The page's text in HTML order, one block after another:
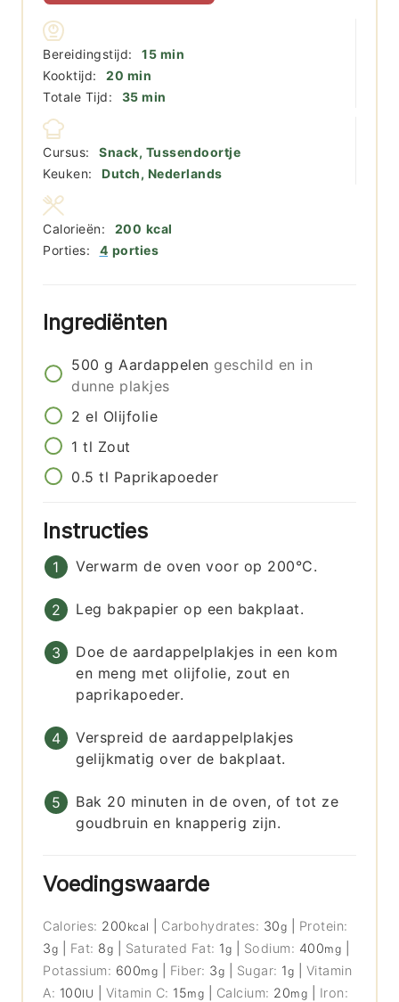
Bereidingstijd: 15minuten
min
Kooktijd:
20 minuten
min
Totale Tijd:
35minuten
min
Cursus:
Snack, Tussendoortje
Keuken:
Dutch, Nederlands
Porties: 4 porties
Calorieën: 200 kcal
Ingrediënten
500 g Aardappelen geschild en in
dunne plakjes
2 el Olijfolie
1 tl Zout
0.5 tl Paprikapoeder
Instructies
Verwarm de oven voor op 200°C.
Leg bakpapier op een bakplaat.
Doe de aardappelplakjes in een kom
en meng met olijfolie, zout en
paprikapoeder.
Verspreid de aardappelplakjes
gelijkmatig over de bakplaat.
Bak 20 minuten in de oven, of tot ze
goudbruin en knapperig zijn.
Voedingswaarde
Calories: 200 kcal Carbohydrates: 30g
Protein:
3g Fat: 8g Saturated Fat: 1g Sodium: 400mg
Potassium: 600mg Fiber: 3g Sugar: 1g
Vitamin
A: 100IU Vitamin C: 15mg Calcium: 20mg
Iron: